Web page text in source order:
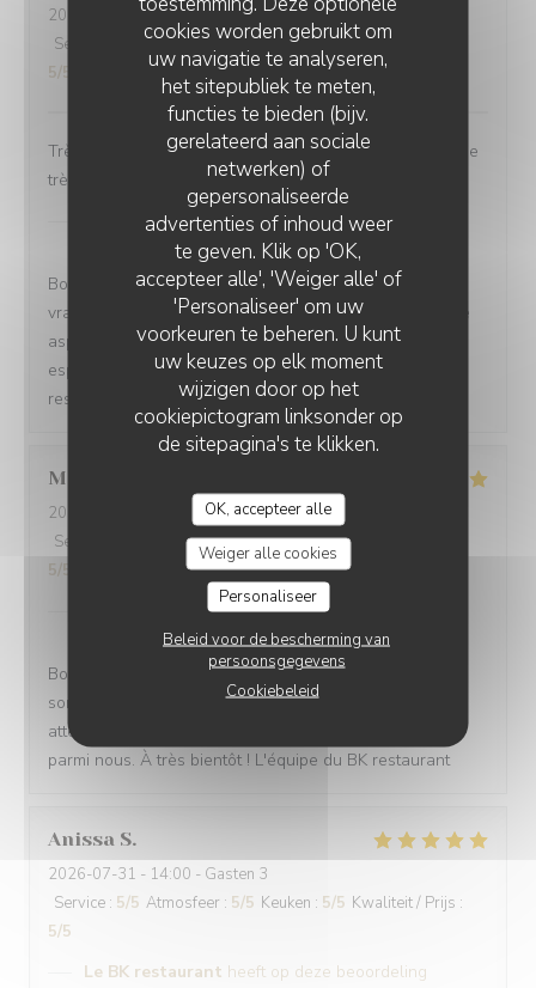
cookies worden gebruikt om
uw navigatie te analyseren,
het sitepubliek te meten,
functies te bieden (bijv.
gerelateerd aan sociale
netwerken) of
gepersonaliseerde
advertenties of inhoud weer
te geven. Klik op 'OK,
accepteer alle', 'Weiger alle' of
'Personaliseer' om uw
voorkeuren te beheren. U kunt
uw keuzes op elk moment
wijzigen door op het
cookiepictogram linksonder op
de sitepagina's te klikken.
OK, accepteer alle
Weiger alle cookies
Personaliseer
Beleid voor de bescherming van
persoonsgegevens
Cookiebeleid
2026-08-02
- 15:00 - Gasten 2
Service
Atmosfeer: 5/5 Keuken: 5/5 Kwaliteit / Prijs
5/5
Très beau restaurant avec une ambiance féerique et une
très bonne bouffe
Le BK restaurant heeft op deze beoordeling
Bonjour Nesrine, Merci pour ce retour qui nous fait
vraiment plaisir ! Savoir que vous avez apprécié chaque
aspect de votre visite nous réjouit sincèrement. Nous
espérons vous revoir très bientôt ! L'équipe du BK
restaurant
Maria
2026-08-02
- 11:00 - Gasten 4
Service
Atmosfeer:5/5 Keuken:5/5
5/5
Le BK restaurant heeft op deze beoordeling
gereageerd
Bonjour Maria, Merci pour ce retour 5 étoiles ! Nous
sommes ravis que tout ait été à la hauteur de vos
attentes. C'est un vrai plaisir de vous avoir accueillie
parmi nous. À très bientôt ! L'équipe du BK restaurant
Anissa S
2026-07-31 - 14:00 - Gasten 3
Service : 5/5 Atmosfeer : 5/5 Keuken : 5/5 Kwaliteit / Prijs :
5/5
Le BK restaurant heeft op deze beoordeling
LE BK RESTAURANT